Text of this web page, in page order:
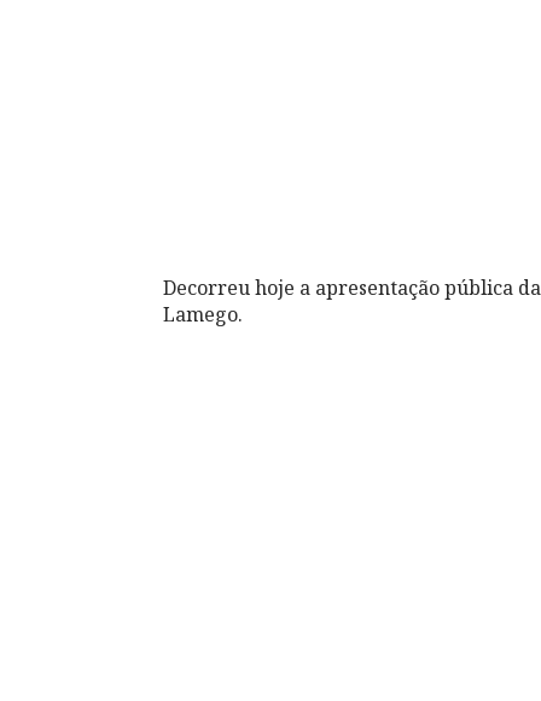
Decorreu hoje a apresentação pública
Lamego.